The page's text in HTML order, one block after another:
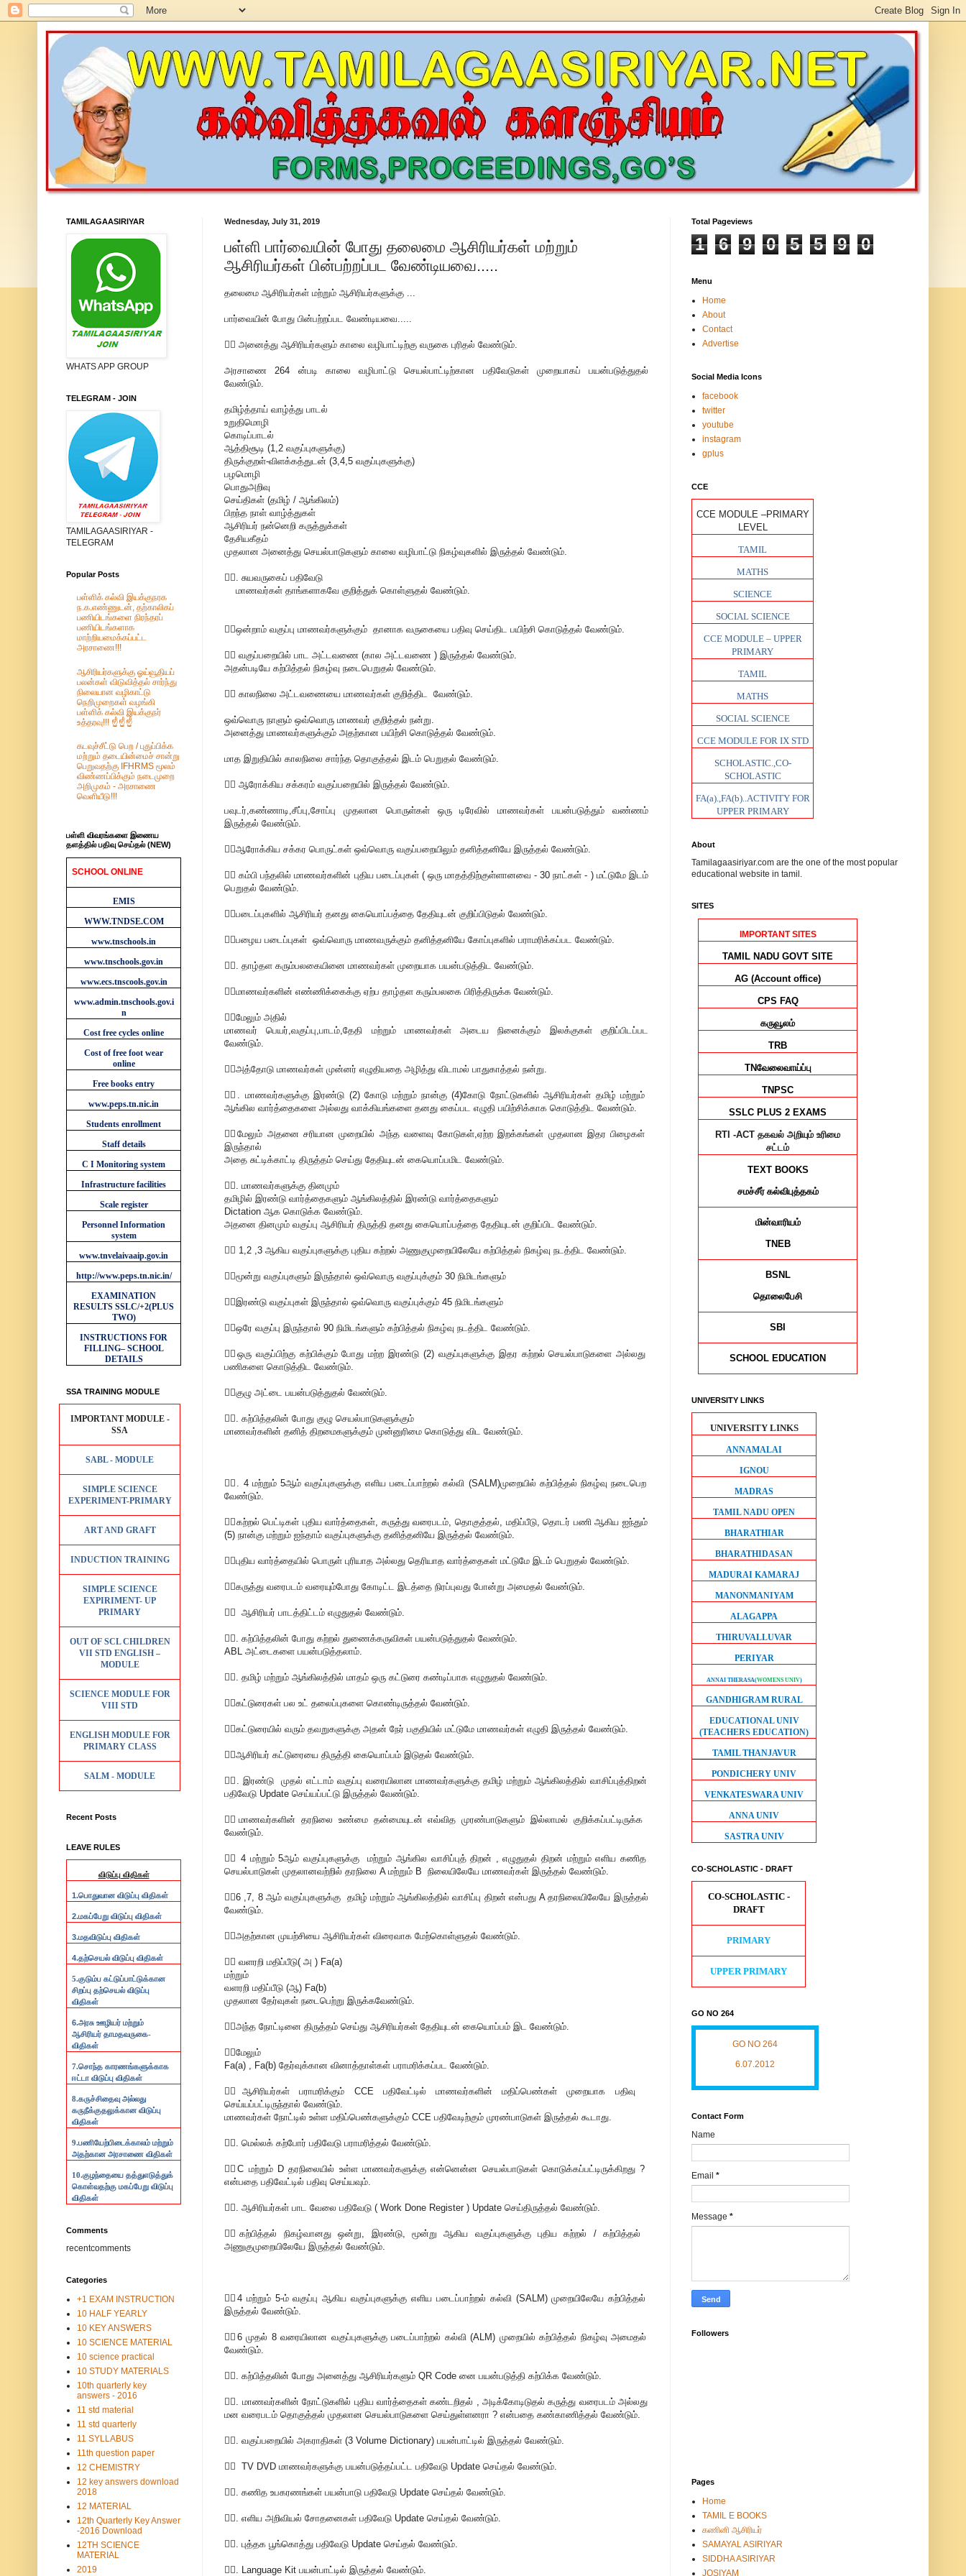
Wednesday, July 31, 2019
பள்ளி பார்வையின் போது தலைமை ஆசிரியர்கள் மற்றும்
ஆசிரியர்கள் பின்பற்றப்பட வேண்டியவை.....
தலைமை ஆசிரியர்கள் மற்றும் ஆசிரியர்களுக்கு ...
பார்வையின் போது பின்பற்றப்பட வேண்டியவை.....
💁‍♂ அனைத்து ஆசிரியர்களும் காலை வழிபாட்டிற்கு வருகை புரிதல் வேண்டும்.
அரசாணை 264 ன்படி காலை வழிபாட்டு செயல்பாட்டிற்கான பதிவேடுகள் முறையாகப் பயன்படுத்துதல்
வேண்டும்.
தமிழ்த்தாய் வாழ்த்து பாடல்
உறுதிமொழி
கொடிப்பாடல்
ஆத்திசூடி (1,2 வகுப்புகளுக்கு)
திருக்குறள்-விளக்கத்துடன் (3,4,5 வகுப்புகளுக்கு)
பழமொழி
பொதுஅறிவு
செய்திகள் (தமிழ் / ஆங்கிலம்)
பிறந்த நாள் வாழ்த்துகள்
ஆசிரியர் நன்னெறி கருத்துக்கள்
தேசியகீதம்
முதலான அனைத்து செயல்பாடுகளும் காலை வழிபாட்டு நிகழ்வுகளில் இருத்தல் வேண்டும்.
💁‍♂. சுயவருகைப் பதிவேடு
மாணவர்கள் தாங்களாகவே குறித்துக் கொள்ளுதல் வேண்டும்.
💁‍♂ஒன்றாம் வகுப்பு மாணவர்களுக்கும் தானாக வருகையை பதிவு செய்திட பயிற்சி கொடுத்தல் வேண்டும்.
💁‍♂ வகுப்பறையில் பாட அட்டவணை (கால அட்டவணை ) இருத்தல் வேண்டும்.
அதன்படியே கற்பித்தல் நிகழ்வு நடைபெறுதல் வேண்டும்.
💁‍♂ காலநிலை அட்டவணையை மாணவர்கள் குறித்திட வேண்டும்‌.
ஒவ்வொரு நாளும் ஒவ்வொரு மாணவர் குறித்தல் நன்று.
அனைத்து மாணவர்களுக்கும் அதற்கான பயிற்சி கொடுத்தல் வேண்டும்.
மாத இறுதியில் காலநிலை சார்ந்த தொகுத்தல் இடம் பெறுதல் வேண்டும்.
💁‍♂ ஆரோக்கிய சக்கரம் வகுப்பறையில் இருத்தல் வேண்டும்.
பவுடர்,கண்ணாடி,சீப்பு,சோப்பு முதலான பொருள்கள் ஒரு டிரேவில் மாணவர்கள் பயன்படுத்தும் வண்ணம்
இருத்தல் வேண்டும்.
💁‍♂ஆரோக்கிய சக்கர பொருட்கள் ஒவ்வொரு வகுப்பறையிலும் தனித்தனியே இருத்தல் வேண்டும்.
💁‍♂ கம்பி பந்தலில் மாணவர்களின் புதிய படைப்புகள் ( ஒரு மாதத்திற்குள்ளானவை - 30 நாட்கள் - ) மட்டுமே இடம்
பெறுதல் வேண்டும்.
💁‍♂படைப்புகளில் ஆசிரியர் தனது கையொப்பத்தை தேதியுடன் குறிப்பிடுதல் வேண்டும்.
💁‍♂பழைய படைப்புகள் ஒவ்வொரு மாணவருக்கும் தனித்தனியே கோப்புகளில் பராமரிக்கப்பட வேண்டும்.
💁‍♂. தாழ்தள கரும்பலகையினை மாணவர்கள் முறையாக பயன்படுத்திட வேண்டும்.
💁‍♂மாணவர்களின் எண்ணிக்கைக்கு ஏற்ப தாழ்தள கரும்பலகை பிரித்திருக்க வேண்டும்.
💁‍♂மேலும் அதில்
மாணவர் பெயர்,வகுப்பு,பாடம்,தேதி மற்றும் மாணவர்கள் அடைய நினைக்கும் இலக்குகள் குறிப்பிடப்பட
வேண்டும்.
💁‍♂அத்தோடு மாணவர்கள் முன்னர் எழுதியதை அழித்து விடாமல் பாதுகாத்தல் நன்று.
💁‍♂. மாணவர்களுக்கு இரண்டு (2) கோடு மற்றும் நான்கு (4)கோடு நோட்டுகளில் ஆசிரியர்கள் தமிழ் மற்றும்
ஆங்கில வார்த்தைகளை அல்லது வாக்கியங்களை தனது கைப்பட எழுதி பயிற்சிக்காக கொடுத்திட வேண்டும்.
💁‍♂மேலும் அதனை சரியான முறையில் அந்த வளைவு கோடுகள்,ஏற்ற இறக்கங்கள் முதலான இதர பிழைகள்
இருந்தால்
அதை சுட்டிக்காட்டி திருத்தம் செய்து தேதியுடன் கையொப்பமிட வேண்டும்.
💁‍♂. மாணவர்களுக்கு தினமும்
தமிழில் இரண்டு வார்த்தைகளும் ஆங்கிலத்தில் இரண்டு வார்த்தைகளும்
Dictation ஆக கொடுக்க வேண்டும்.
அதனை தினமும் வகுப்பு ஆசிரியர் திருத்தி தனது கையொப்பத்தை தேதியுடன் குறிப்பிட வேண்டும்.
💁‍♂ 1,2 ,3 ஆகிய வகுப்புகளுக்கு புதிய கற்றல் அணுகுமுறையிலேயே கற்பித்தல் நிகழ்வு நடத்திட வேண்டும்.
💁‍♂மூன்று வகுப்புகளும் இருந்தால் ஒவ்வொரு வகுப்புக்கும் 30 நிமிடங்களும்
💁‍♂இரண்டு வகுப்புகள் இருந்தால் ஒவ்வொரு வகுப்புக்கும் 45 நிமிடங்களும்
💁‍♂ஒரே வகுப்பு இருந்தால் 90 நிமிடங்களும் கற்பித்தல் நிகழ்வு நடத்திட வேண்டும்.
💁‍♂ஒரு வகுப்பிற்கு கற்பிக்கும் போது மற்ற இரண்டு (2) வகுப்புகளுக்கு இதர கற்றல் செயல்பாடுகளை அல்லது
பணிகளை கொடுத்திட வேண்டும்.
💁‍♂குழு அட்டை பயன்படுத்துதல் வேண்டும்.
💁‍♂. கற்பித்தலின் போது குழு செயல்பாடுகளுக்கும்
மாணவர்களின் தனித் திறமைகளுக்கும் முன்னுரிமை கொடுத்து விட வேண்டும்.
💁‍♂. 4 மற்றும் 5ஆம் வகுப்புகளுக்கு எளிய படைப்பாற்றல் கல்வி (SALM)முறையில் கற்பித்தல் நிகழ்வு நடைபெற
வேண்டும்.
💁‍♂கற்றல் பெட்டிகள் புதிய வார்த்தைகள், கருத்து வரைபடம், தொகுத்தல், மதிப்பீடு, தொடர் பணி ஆகிய ஐந்தும்
(5) நான்கு மற்றும் ஐந்தாம் வகுப்புகளுக்கு தனித்தனியே இருத்தல் வேண்டும்.
💁‍♂புதிய வார்த்தையில் பொருள் புரியாத அல்லது தெரியாத வார்த்தைகள் மட்டுமே இடம் பெறுதல் வேண்டும்.
💁‍♂கருத்து வரைபடம் வரையும்போது கோடிட்ட இடத்தை நிரப்புவது போன்று அமைதல் வேண்டும்.
💁‍♂ ஆசிரியர் பாடத்திட்டம் எழுதுதல் வேண்டும்.
💁‍♂. கற்பித்தலின் போது கற்றல் துணைக்கருவிகள் பயன்படுத்துதல் வேண்டும்.
ABL அட்டைகளை பயன்படுத்தலாம்.
💁‍♂. தமிழ் மற்றும் ஆங்கிலத்தில் மாதம் ஒரு கட்டுரை கண்டிப்பாக எழுதுதல் வேண்டும்.
💁‍♂கட்டுரைகள் பல உட் தலைப்புகளை கொண்டிருத்தல் வேண்டும்.
💁‍♂கட்டுரையில் வரும் தவறுகளுக்கு அதன் நேர் பகுதியில் மட்டுமே மாணவர்கள் எழுதி இருத்தல் வேண்டும்.
💁‍♂ஆசிரியர் கட்டுரையை திருத்தி கையொப்பம் இடுதல் வேண்டும்.
💁‍♂. இரண்டு முதல் எட்டாம் வகுப்பு வரையிலான மாணவர்களுக்கு தமிழ் மற்றும் ஆங்கிலத்தில் வாசிப்புத்திறன்
பதிவேடு Update செய்யப்பட்டு இருத்தல் வேண்டும்.
💁‍♂மாணவர்களின் தரநிலை உண்மை தன்மையுடன் எவ்வித முரண்பாடுகளும் இல்லாமல் குறிக்கப்பட்டிருக்க
வேண்டும்.
💁‍♂ 4 மற்றும் 5ஆம் வகுப்புகளுக்கு மற்றும் ஆங்கில வாசிப்புத் திறன் , எழுதுதல் திறன் மற்றும் எளிய கணித
செயல்பாடுகள் முதலானவற்றில் தரநிலை A மற்றும் B நிலையிலேயே மாணவர்கள் இருத்தல் வேண்டும்.
💁‍♂6 ,7, 8 ஆம் வகுப்புகளுக்கு தமிழ் மற்றும் ஆங்கிலத்தில் வாசிப்பு திறன் என்பது A தரநிலையிலேயே இருத்தல்
வேண்டும்.
💁‍♂அதற்கான முயற்சியை ஆசிரியர்கள் விரைவாக மேற்கொள்ளுதல் வேண்டும்.
💁‍♂ வளரறி மதிப்பீடு( அ ) Fa(a)
மற்றும்
வளரறி மதிப்பீடு (ஆ) Fa(b)
முதலான தேர்வுகள் நடைபெற்று இருக்கவேண்டும்‌.
💁‍♂அந்த நோட்டினை திருத்தம் செய்து ஆசிரியர்கள் தேதியுடன் கையொப்பம் இட வேண்டும்.
💁‍♂மேலும்
Fa(a) , Fa(b) தேர்வுக்கான வினாத்தாள்கள் பராமரிக்கப்பட வேண்டும்.
💁‍♂ஆசிரியர்கள் பராமரிக்கும் CCE பதிவேட்டில் மாணவர்களின் மதிப்பெண்கள் முறையாக பதிவு
செய்யப்பட்டிருந்தால் வேண்டும்.
மாணவர்கள் நோட்டில் உள்ள மதிப்பெண்களுக்கும் CCE பதிவேடிற்கும் முரண்பாடுகள் இருத்தல் கூடாது.
💁‍♂. மெல்லக் கற்போர் பதிவேடு பராமரித்தல் வேண்டும்.
💁‍♂C மற்றும் D தரநிலையில் உள்ள மாணவர்களுக்கு என்னென்ன செயல்பாடுகள் கொடுக்கப்பட்டிருக்கிறது ?
என்பதை பதிவேட்டில் பதிவு செய்யவும்.
💁‍♂. ஆசிரியர்கள் பாட வேலை பதிவேடு ( Work Done Register ) Update செய்திருத்தல் வேண்டும்.
💁‍♂கற்பித்தல் நிகழ்வானது ஒன்று, இரண்டு, மூன்று ஆகிய வகுப்புகளுக்கு புதிய கற்றல் / கற்பித்தல்
அணுகுமுறையிலேயே இருத்தல் வேண்டும்.
💁‍♂4 மற்றும் 5-ம் வகுப்பு ஆகிய வகுப்புகளுக்கு எளிய படைப்பாற்றல் கல்வி (SALM) முறையிலேயே கற்பித்தல்
இருத்தல் வேண்டும்.
💁‍♂6 முதல் 8 வரையிலான வகுப்புகளுக்கு படைப்பாற்றல் கல்வி (ALM) முறையில் கற்பித்தல் நிகழ்வு அமைதல்
வேண்டும்.
💁‍♂. கற்பித்தலின் போது அனைத்து ஆசிரியர்களும் QR Code னை பயன்படுத்தி கற்பிக்க வேண்டும்.
💁‍♂. மாணவர்களின் நோட்டுகளில் புதிய வார்த்தைகள் கண்டறிதல் , அடிக்கோடிடுதல் கருத்து வரைபடம் அல்லது
மன வரைபடம் தொகுத்தல் முதலான செயல்பாடுகளை செய்துள்ளனரா ? என்பதை கண்காணித்தல் வேண்டும்.
💁‍♂. வகுப்பறையில் அகராதிகள் (3 Volume Dictionary) பயன்பாட்டில் இருத்தல் வேண்டும்.
💁‍♂ TV DVD மாணவர்களுக்கு பயன்படுத்தப்பட்ட பதிவேடு Update செய்தல் வேண்டும்.
💁‍♂. கணித உபகரணங்கள் பயன்பாடு பதிவேடு Update செய்தல் வேண்டும்.
💁‍♂. எளிய அறிவியல் சோதனைகள் பதிவேடு Update செய்தல் வேண்டும்.
💁‍♂. புத்தக பூங்கொத்து பதிவேடு Update செய்தல் வேண்டும்.
💁‍♂. Language Kit பயன்பாட்டில் இருத்தல் வேண்டும்.
TAMILAGAASIRIYAR
WHATS APP GROUP
TELEGRAM - JOIN
TAMILAGAASIRIYAR -
TELEGRAM
Popular Posts
பள்ளிக் கல்வி இயக்குநரக
ந.க.எண்ணுடன், தற்காலிகப்
பணியிடங்களை நிரந்தரப்
பணியிடங்களாக
மாற்றியமைக்கப்பட்ட
அரசாணை!!!
ஆசிரியர்களுக்கு ஓய்வூதியப்
பலன்கள் விடுவித்தல் சார்ந்து
நிலையான வழிகாட்டு
நெறிமுறைகள் வழங்கி
பள்ளிக் கல்வி இயக்குநர்
உத்தரவு!!! ☝️☝️☝️
கடவுச்சீட்டு பெற / புதுப்பிக்க
மற்றும் தடையின்மைச் சான்று
பெறுவதற்கு IFHRMS மூலம்
விண்ணப்பிக்கும் நடைமுறை
அறிமுகம் - அரசாணை
வெளியீடு!!!
பள்ளி விவரங்களை இணைய
தளத்தில் பதிவு செய்தல் (NEW)
SCHOOL ONLINE
EMIS
WWW.TNDSE.COM
www.tnschools.in
www.tnschools.gov.in
www.ecs.tnscools.gov.in
www.admin.tnschools.gov.i
n
Cost free cycles online
Cost of free foot wear
online
Free books entry
www.peps.tn.nic.in
Students enrollment
Staff details
C I Monitoring system
Infrastructure facilities
Scale register
Personnel Information
system
www.tnvelaivaaip.gov.in
http://www.peps.tn.nic.in/
EXAMINATION
RESULTS SSLC/+2(PLUS
TWO)
INSTRUCTIONS FOR
FILLING– SCHOOL
DETAILS
SSA TRAINING MODULE
IMPORTANT MODULE -
SSA
SABL - MODULE
SIMPLE SCIENCE
EXPERIMENT-PRIMARY
ART AND GRAFT
INDUCTION TRAINING
SIMPLE SCIENCE
EXPIRIMENT- UP
PRIMARY
OUT OF SCL CHILDREN
VII STD ENGLISH –
MODULE
SCIENCE MODULE FOR
VIII STD
ENGLISH MODULE FOR
PRIMARY CLASS
SALM - MODULE
Recent Posts
LEAVE RULES
விடுப்பு விதிகள்
1.பொதுவான விடுப்பு விதிகள்
2.மகப்பேறு விடுப்பு விதிகள்
3.மதவிடுப்பு விதிகள்
4.தற்செயல் விடுப்பு விதிகள்
5.குடும்ப கட்டுப்பாட்டுக்கான
சிறப்பு தற்செயல் விடுப்பு
விதிகள்
6.அரசு ஊழியர் மற்றும்
ஆசிரியர் தாமதவருகை-
விதிகள்
7.சொந்த காரணங்களுக்காக
ஈட்டா விடுப்பு விதிகள்
8.கருச்சிதைவு அல்லது
கருநீக்குதலுக்கான விடுப்பு
விதிகள்
9.பணியேற்பிடைக்காலம் மற்றும்
அதற்கான அரசாணை விதிகள்
10.குழந்தையை தத்துஎடுத்துக்
கொள்வதற்கு மகப்பேறு விடுப்பு
விதிகள்
Comments
recentcomments
Categories
+1 EXAM INSTRUCTION
10 HALF YEARLY
10 KEY ANSWERS
10 SCIENCE MATERIAL
10 science practical
10 STUDY MATERIALS
10th quarterly key
answers - 2016
11 std material
11 std quarterly
11 SYLLABUS
11th question paper
12 CHEMISTRY
12 key answers download
2018
12 MATERIAL
12th Quarterly Key Answer
-2016 Download
12TH SCIENCE
MATERIAL
2019
Total Pageviews
1 6 9 0 5 5 9 0
Menu
Home
About
Contact
Advertise
Social Media Icons
facebook
twitter
youtube
instagram
gplus
CCE
CCE MODULE –PRIMARY
LEVEL
TAMIL
MATHS
SCIENCE
SOCIAL SCIENCE
CCE MODULE – UPPER
PRIMARY
TAMIL
MATHS
SOCIAL SCIENCE
CCE MODULE FOR IX STD
SCHOLASTIC.,CO-
SCHOLASTIC
FA(a).,FA(b)..ACTIVITY FOR
UPPER PRIMARY
About
Tamilagaasiriyar.com are the one of the most popular
educational website in tamil.
SITES
IMPORTANT SITES
TAMIL NADU GOVT SITE
AG (Account office)
CPS FAQ
கருவூலம்
TRB
TNவேலைவாய்ப்பு
TNPSC
SSLC PLUS 2 EXAMS
RTI -ACT தகவல் அறியும் உரிமை
சட்டம்
TEXT BOOKS
சமச்சீர் கல்விபுத்தகம்
மின்வாரியம்
TNEB
BSNL
தொலைபேசி
SBI
SCHOOL EDUCATION
UNIVERSITY LINKS
UNIVERSITY LINKS
ANNAMALAI
IGNOU
MADRAS
TAMIL NADU OPEN
BHARATHIAR
BHARATHIDASAN
MADURAI KAMARAJ
MANONMANIYAM
ALAGAPPA
THIRUVALLUVAR
PERIYAR
ANNAI THERASA(WOMENS UNIV)
GANDHIGRAM RURAL
EDUCATIONAL UNIV
(TEACHERS EDUCATION)
TAMIL THANJAVUR
PONDICHERY UNIV
VENKATESWARA UNIV
ANNA UNIV
SASTRA UNIV
CO-SCHOLASTIC - DRAFT
CO-SCHOLASTIC -
DRAFT
PRIMARY
UPPER PRIMARY
GO NO 264
GO NO 264
6.07.2012
Contact Form
Name
Email *
Message *
Followers
Pages
Home
TAMIL E BOOKS
கணினி ஆசிரியர்
SAMAYAL ASIRIYAR
SIDDHA ASIRIYAR
JOSIYAM